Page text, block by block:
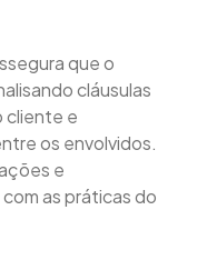
que o
cláusulas
cliente e
os envolvidos.
e
as práticas do